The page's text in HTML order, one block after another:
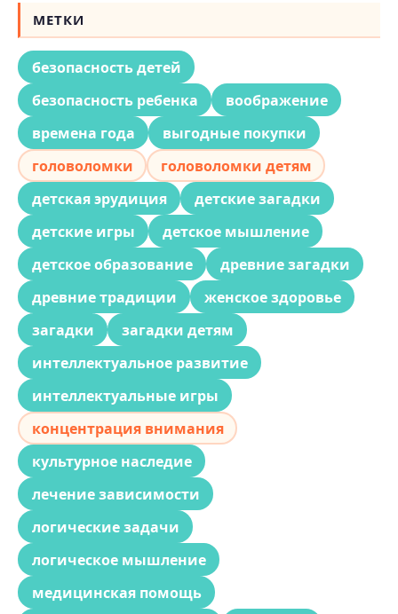
МЕТКИ
безопасность детей
безопасность ребенка
воображение
времена года
выгодные покупки
головоломки
головоломки детям
детская эрудиция
детские загадки
детские игры
детское мышление
детское образование
древние загадки
древние традиции
женское здоровье
загадки
загадки детям
интеллектуальное развитие
интеллектуальные игры
концентрация внимания
культурное наследие
лечение зависимости
логические задачи
логическое мышление
медицинская помощь